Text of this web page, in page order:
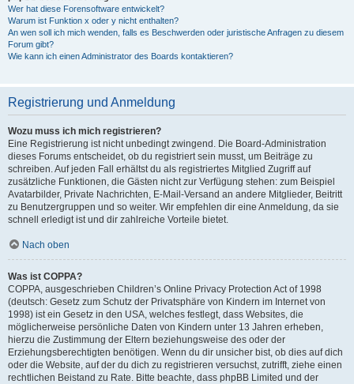
Wer hat diese Forensoftware entwickelt?
Warum ist Funktion x oder y nicht enthalten?
An wen soll ich mich wenden, falls es Beschwerden oder juristische Anfragen zu diesem
Forum gibt?
Wie kann ich einen Administrator des Boards kontaktieren?
Registrierung und Anmeldung
Wozu muss ich mich registrieren?
Eine Registrierung ist nicht unbedingt zwingend. Die Board-Administration
dieses Forums entscheidet, ob du registriert sein musst, um Beiträge zu
schreiben. Auf jeden Fall erhältst du als registriertes Mitglied Zugriff auf
zusätzliche Funktionen, die Gästen nicht zur Verfügung stehen: zum Beispiel
Avatarbilder, Private Nachrichten, E-Mail-Versand an andere Mitglieder, Beitritt
zu Benutzergruppen und so weiter. Wir empfehlen dir eine Anmeldung, da sie
schnell erledigt ist und dir zahlreiche Vorteile bietet.
Nach oben
Was ist COPPA?
COPPA, ausgeschrieben Children’s Online Privacy Protection Act of 1998
(deutsch: Gesetz zum Schutz der Privatsphäre von Kindern im Internet von
1998) ist ein Gesetz in den USA, welches festlegt, dass Websites, die
möglicherweise persönliche Daten von Kindern unter 13 Jahren erheben,
hierzu die Zustimmung der Eltern beziehungsweise des oder der
Erziehungsberechtigten benötigen. Wenn du dir unsicher bist, ob dies auf dich
oder die Website, auf der du dich zu registrieren versuchst, zutrifft, ziehe einen
rechtlichen Beistand zu Rate. Bitte beachte, dass phpBB Limited und der